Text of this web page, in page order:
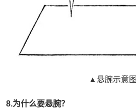
▲悬腕示意图
8.为什么要悬腕？